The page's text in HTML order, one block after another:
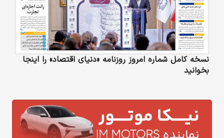
نسخه کامل شماره امروز روزنامه «دنیای‌ اقتصاد» را اینجا
بخوانید